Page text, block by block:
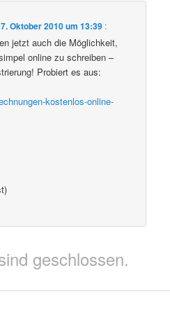
Oktober 2010 um 13:39 :
jetzt auch die Möglichkeit,
online zu schreiben –
Probiert es aus:
kostenlos-online-
geschlossen.